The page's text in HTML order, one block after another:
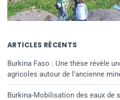
ARTICLES RÉCENTS
Burkina Faso : Une thèse révèle
agricoles autour de l’ancienne
Burkina-Mobilisation des eaux de